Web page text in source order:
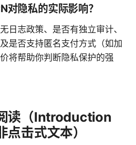
对隐私的实际影响？
日志政策、是否有独立审计、
是否支持匿名支付方式（如加
将帮助你判断隐私保护的强
读（Introduction
击式文本）